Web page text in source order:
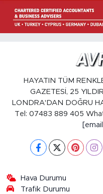
HAYATIN TÜM
GAZETESİ, 25
LONDRA'DAN DOĞRU
Tel: 07483 889 405
Hava Durumu
Trafik Durumu